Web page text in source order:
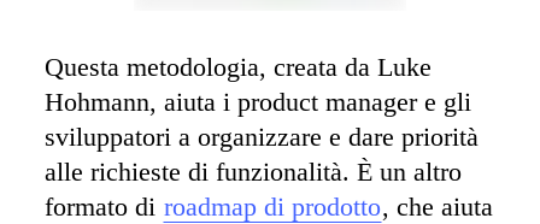
Questa metodologia, creata da Luke
Hohmann, aiuta i product manager e gli
sviluppatori a organizzare e dare priorità
alle richieste di funzionalità. È un altro
formato di roadmap di prodotto, che aiuta